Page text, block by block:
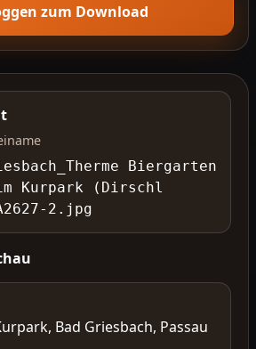
zum Download
Biergarten
Kurpark (Dirschl
2.jpg
Bad Griesbach, Passau